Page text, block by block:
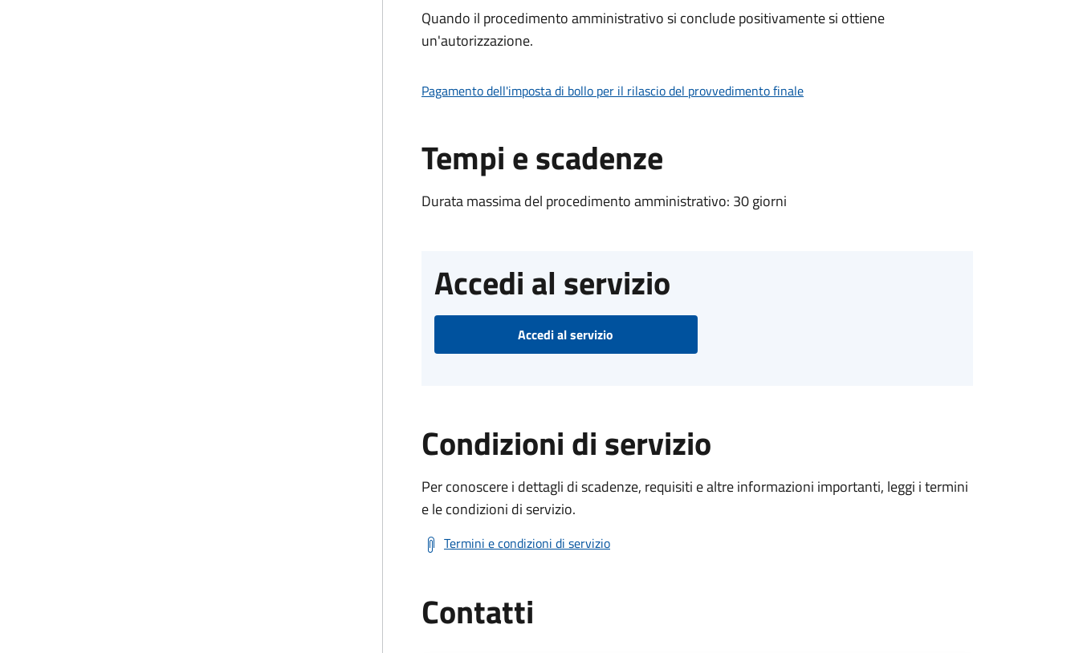
Quando il procedimento amministrativo si conclude positivamente si ottiene
un'autorizzazione.
Pagamento dell'imposta di bollo per il rilascio del provvedimento finale
Tempi e scadenze
Durata massima del procedimento amministrativo: 30 giorni
Accedi al servizio
Accedi al servizio
Condizioni di servizio
Per conoscere i dettagli di scadenze, requisiti e altre informazioni importanti, leggi i termini
e le condizioni di servizio.
Termini e condizioni di servizio
Contatti